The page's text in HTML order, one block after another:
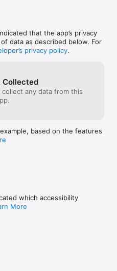
から利用する事ができます。
きます。
that the app’s privacy
data as described below. For
privacy policy.
Collected
any data from this
based on the features
which accessibility
More